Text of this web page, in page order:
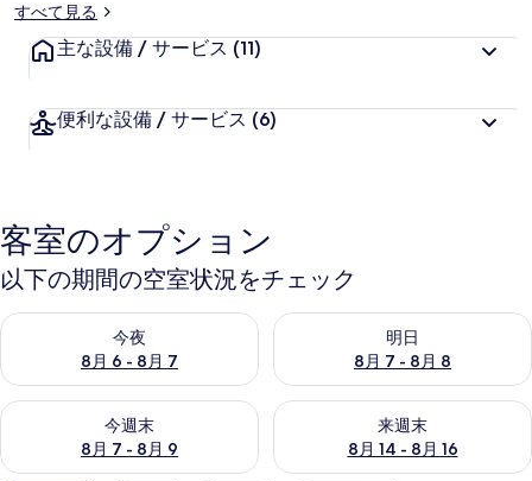
すべて見る
主な設備 / サービス (11)
便利な設備 / サービス (6)
客室のオプション
以下の期間の空室状況をチェック
今夜
8月 6 - 8月 7
今夜 8月 6 - 8月 7 の空室状況をチェック
明日
8月 7 - 8月 8
明日 8月 7 - 8月 8 の空室状況
今週末
8月 7 - 8月 9
今週末 8月 7 - 8月 9 の空室状況をチェック
来週末
8月 14 - 8月 16
来週末 8月 14 - 8月 16 の空室